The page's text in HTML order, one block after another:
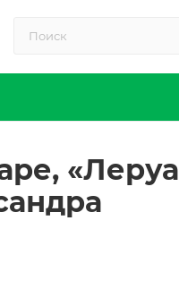
«Леруа